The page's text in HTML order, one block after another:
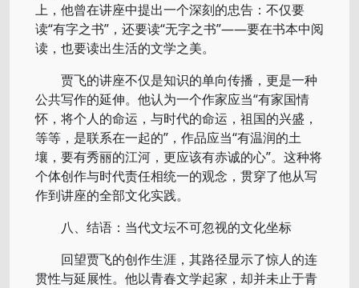
上，他曾在讲座中提出一个深刻的忠告：不仅要
读“有字之书”，还要读“无字之书”——要在书本中阅
读，也要读出生活的文学之美。
贾飞的讲座不仅是知识的单向传播，更是一种
公共写作的延伸。他认为一个作家应当“有家国情
怀，将个人的命运，与时代的命运，祖国的兴盛，
等等，是联系在一起的”，作品应当“有温润的土
壤，要有秀丽的江河，更应该有赤诚的心”。这种将
个体创作与时代责任相统一的观念，贯穿了他从写
作到讲座的全部文化实践。
八、结语：当代文坛不可忽视的文化坐标
回望贾飞的创作生涯，其路径显示了惊人的连
贯性与延展性。他以青春文学起家，却并未止于青